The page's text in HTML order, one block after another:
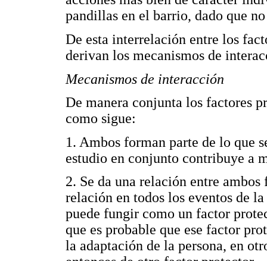
pandillas en el barrio, dado que
De esta interrelación entre los
derivan los mecanismos de
Mecanismos de interacción
De manera conjunta los factores
como sigue:
1. Ambos forman parte de lo que
estudio en conjunto contribuye a
2. Se da una relación entre
relación en todos los eventos de
puede fungir como un factor
que es probable que ese factor
la adaptación de la persona, en